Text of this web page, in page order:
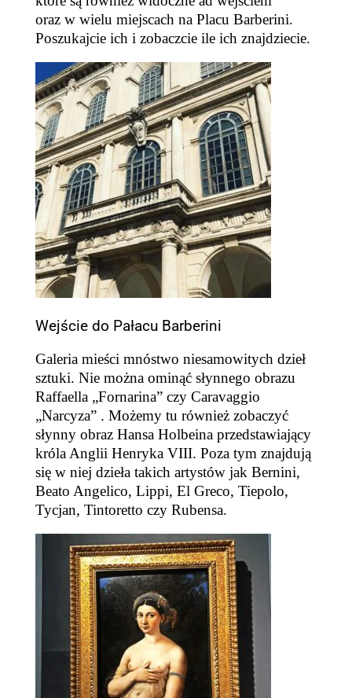
oraz w wielu miejscach na Placu Barberini.
Poszukajcie ich i zobaczcie ile ich znajdziecie.
Wejście do Pałacu Barberini
Galeria mieści mnóstwo niesamowitych dzieł
sztuki. Nie można ominąć słynnego obrazu
Raffaella „Fornarina” czy Caravaggio
„Narcyza” . Możemy tu również zobaczyć
słynny obraz Hansa Holbeina przedstawiający
króla Anglii Henryka VIII. Poza tym znajdują
się w niej dzieła takich artystów jak Bernini,
Beato Angelico, Lippi, El Greco, Tiepolo,
Tycjan, Tintoretto czy Rubensa.